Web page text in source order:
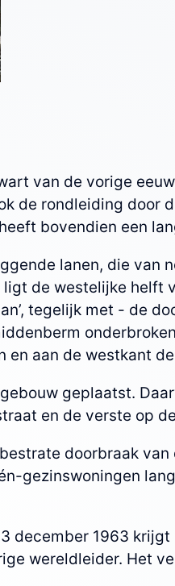
van de vorige
de rondleiding door
bovendien een
lanen, die van
ligt de westelijke helft
tegelijk met - de
aan de westkant
geplaatst.
en de verste op
doorbraak
gezinswoningen
december 1963
wereldleider. Het